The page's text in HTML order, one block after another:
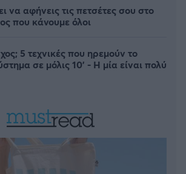
να αφήνεις τις πετσέτες σου στο
που κάνουμε όλοι
5 τεχνικές που ηρεμούν το
σε μόλις 10' - Η μία είναι πολύ